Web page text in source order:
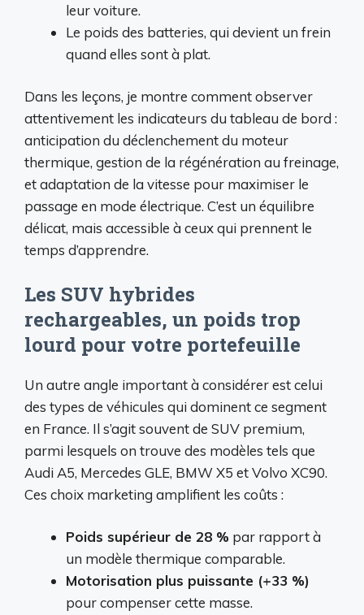
leur voiture.
Le poids des batteries, qui devient un frein
quand elles sont à plat.
Dans les leçons, je montre comment observer
attentivement les indicateurs du tableau de bord :
anticipation du déclenchement du moteur
thermique, gestion de la régénération au freinage,
et adaptation de la vitesse pour maximiser le
passage en mode électrique. C’est un équilibre
délicat, mais accessible à ceux qui prennent le
temps d’apprendre.
Les SUV hybrides
rechargeables, un poids trop
lourd pour votre portefeuille
Un autre angle important à considérer est celui
des types de véhicules qui dominent ce segment
en France. Il s’agit souvent de SUV premium,
parmi lesquels on trouve des modèles tels que
Audi A5, Mercedes GLE, BMW X5 et Volvo XC90.
Ces choix marketing amplifient les coûts :
Poids supérieur de 28 % par rapport à
un modèle thermique comparable.
Motorisation plus puissante (+33 %)
pour compenser cette masse.